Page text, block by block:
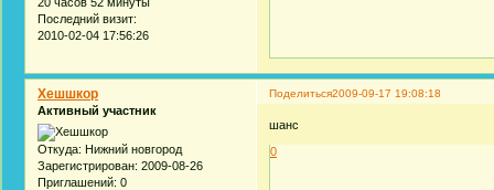
Последний визит:
2010-02-04 17:56:26
Поделиться2009-09-17 19:08:18
Хешшкор
Активный участник
Откуда: Нижний новгород
Зарегистрирован: 2009-08-26
Приглашений: 0
шанс
0